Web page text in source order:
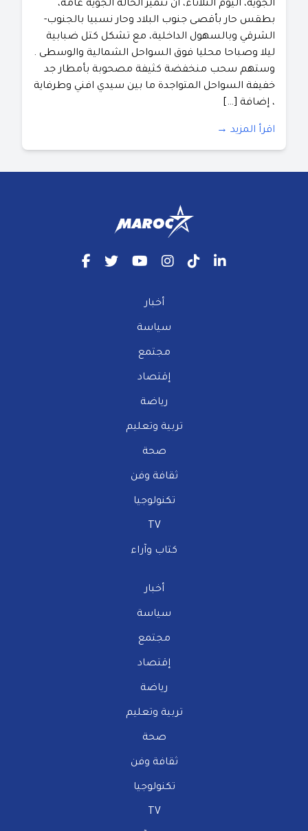
الجوية، اليوم الثلاثاء، أن تتميز الحالة الجوية عامة،
بطقس حار بأقصى جنوب البلاد وحار نسبيا بالجنوب-
الشرقي وبالسهول الداخلية، مع تشكل كتل ضبابية
ليلا وصباحا محليا فوق السواحل الشمالية والوسطى .
وستهم سحب منخفضة كثيفة مصحوبة بأمطار جد
خفيفة السواحل المتواجدة ما بين سيدي افني وطرفاية
، إضافة […]
اقرأ المزيد →
أخبار
سياسة
مجتمع
إقتصاد
رياضة
تربية وتعليم
صحة
ثقافة وفن
تكنولوجيا
TV
كتاب وآراء
أخبار
سياسة
مجتمع
إقتصاد
رياضة
تربية وتعليم
صحة
ثقافة وفن
تكنولوجيا
TV